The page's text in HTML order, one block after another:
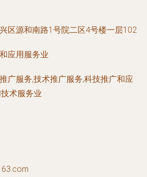
区源和南路1号院二区4号楼一层102
应用服务业
广服务,技术推广服务,科技推广和应
术服务业